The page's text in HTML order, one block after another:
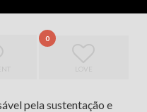
0
pela sustentação e